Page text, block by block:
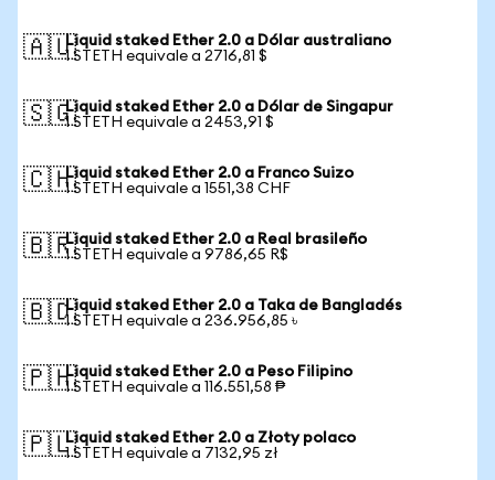
🇦🇺Liquid staked Ether 2.0 a Dólar australiano
1 STETH equivale a 2716,81 $
🇸🇬Liquid staked Ether 2.0 a Dólar de Singapur
1 STETH equivale a 2453,91 $
🇨🇭Liquid staked Ether 2.0 a Franco Suizo
1 STETH equivale a 1551,38 CHF
🇧🇷Liquid staked Ether 2.0 a Real brasileño
1 STETH equivale a 9786,65 R$
🇧🇩Liquid staked Ether 2.0 a Taka de Bangladés
1 STETH equivale a 236.956,85 ৳
🇵🇭Liquid staked Ether 2.0 a Peso Filipino
1 STETH equivale a 116.551,58 ₱
🇵🇱Liquid staked Ether 2.0 a Złoty polaco
1 STETH equivale a 7132,95 zł